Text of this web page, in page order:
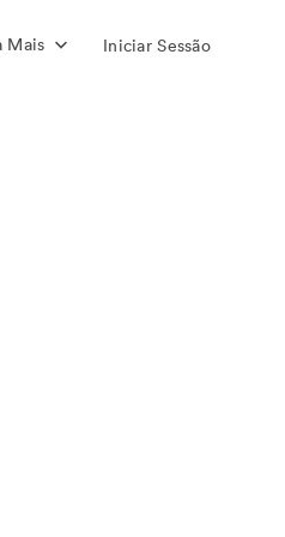
Mais Iniciar Sessão